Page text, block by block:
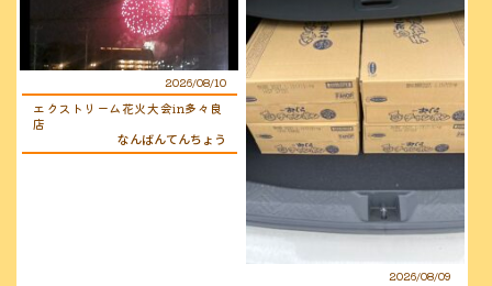
2026/08/10
エクストリーム花火大会in多々良
店
なんばんてんちょう
2026/08/09